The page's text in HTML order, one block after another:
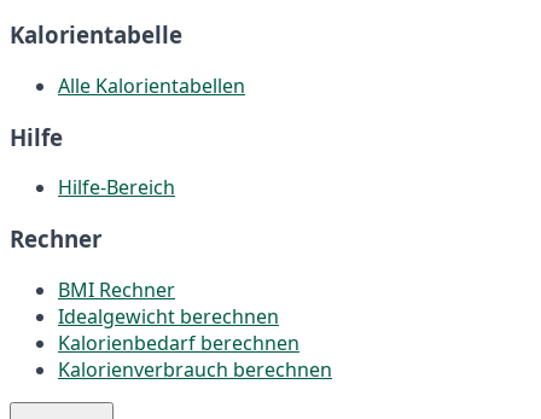
Kalorientabelle
Alle Kalorientabellen
Hilfe
Hilfe-Bereich
Rechner
BMI Rechner
Idealgewicht berechnen
Kalorienbedarf berechnen
Kalorienverbrauch berechnen